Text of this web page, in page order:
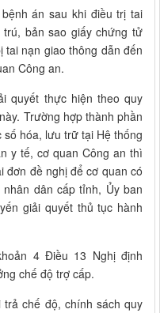
án sau khi điều trị tai
bản sao giấy chứng tử
nạn giao thông dẫn đến
Công an.
quyết thực hiện theo quy
Trường hợp thành phần
hóa, lưu trữ tại Hệ thống
y tế, cơ quan Công an thì
đơn đề nghị để cơ quan có
dân cấp tỉnh, Ủy ban
giải quyết thủ tục hành
4 Điều 13 Nghị định
chế độ trợ cấp.
chế độ, chính sách quy